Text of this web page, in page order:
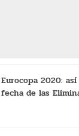
Eurocopa 2020:
fecha de las